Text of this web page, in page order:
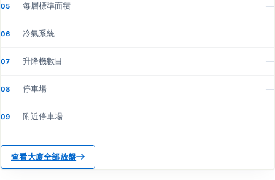
05 每層標準面積 —
06 冷氣系統 —
07 升降機數目 —
08 停車場 —
09 附近停車場 —
查看大廈全部放盤